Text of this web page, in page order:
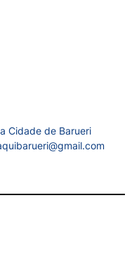
Cidade de Barueri